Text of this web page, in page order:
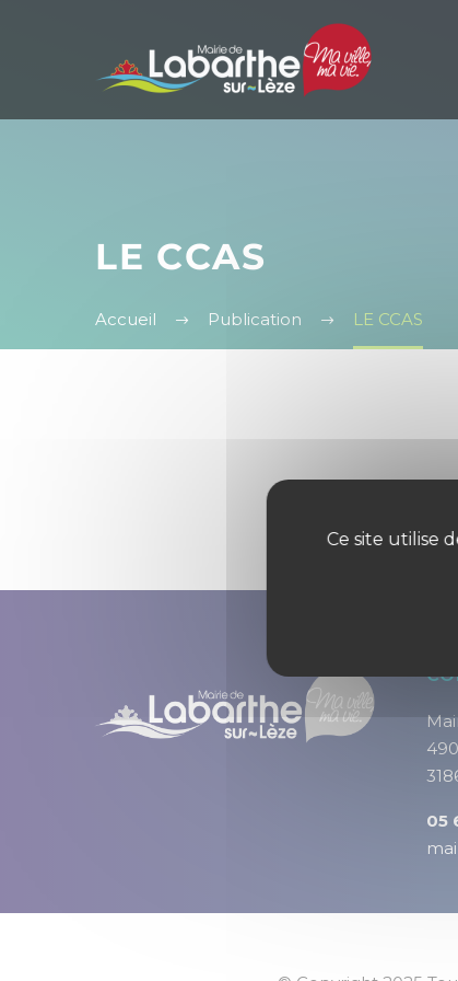
LE CCAS
Accueil Publication LE CCAS
05
Ce site utilise